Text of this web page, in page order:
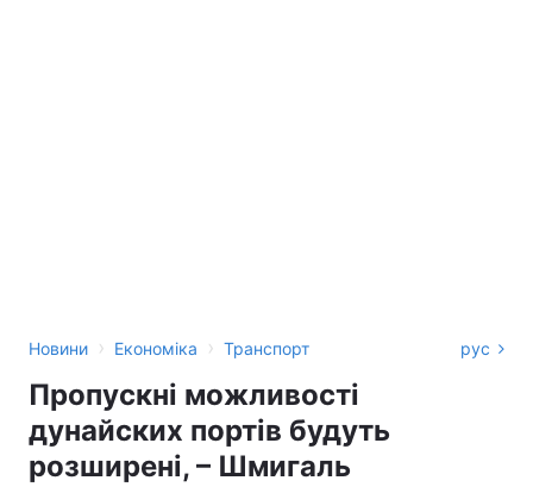
Новини › Економіка › Транспорт рус
Пропускні можливості
дунайских портів будуть
розширені, – Шмигаль